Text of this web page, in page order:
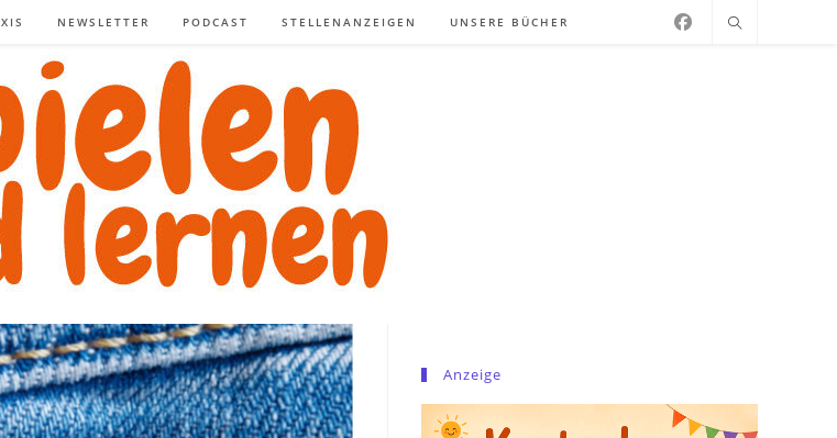
NEWSLETTER PODCAST STELLENANZEIGEN UNSERE BÜCHER
Anzeige